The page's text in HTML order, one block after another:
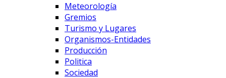
Meteorología
Gremios
Turismo y Lugares
Organismos-Entidades
Producción
Politica
Sociedad